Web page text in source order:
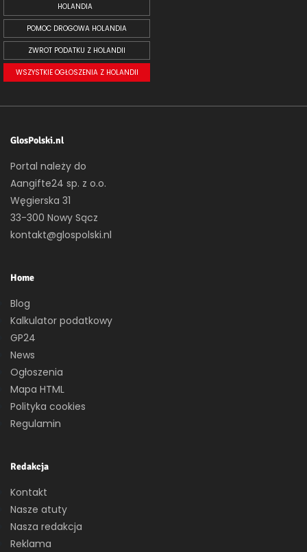
HOLANDIA
POMOC DROGOWA HOLANDIA
ZWROT PODATKU Z HOLANDII
WSZYSTKIE OGŁOSZENIA Z HOLANDII
GlosPolski.nl
Portal należy do
Aangifte24 sp. z o.o.
Węgierska 31
33-300 Nowy Sącz
kontakt@glospolski.nl
Home
Blog
Kalkulator podatkowy
GP24
News
Ogłoszenia
Mapa HTML
Polityka cookies
Regulamin
Redakcja
Kontakt
Nasze atuty
Nasza redakcja
Reklama